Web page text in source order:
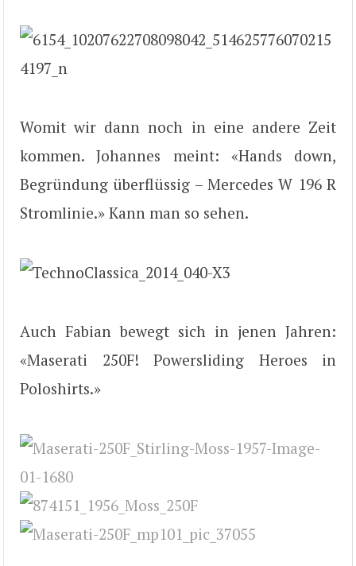
Womit wir dann noch in eine andere Zeit
kommen. Johannes meint: «Hands down,
Begründung überflüssig – Mercedes W 196 R
Stromlinie.» Kann man so sehen.
Auch Fabian bewegt sich in jenen Jahren:
«Maserati 250F! Powersliding Heroes in
Poloshirts.»